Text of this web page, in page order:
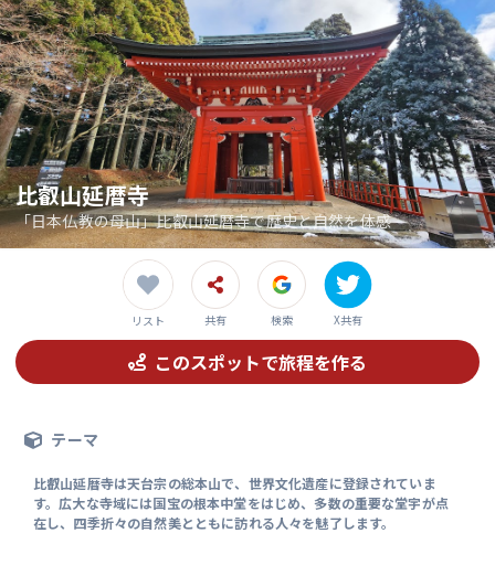
比叡山延暦寺
「日本仏教の母山」比叡山延暦寺で歴史と自然を体感
リスト 共有 検索 X共有
このスポットで旅程を作る
テーマ
比叡山延暦寺は天台宗の総本山で、世界文化遺産に登録されていま
す。広大な寺域には国宝の根本中堂をはじめ、多数の重要な堂宇が点
在し、四季折々の自然美とともに訪れる人々を魅了します。